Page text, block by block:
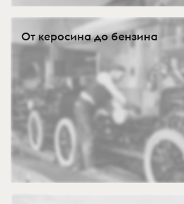
От керосина до бензина